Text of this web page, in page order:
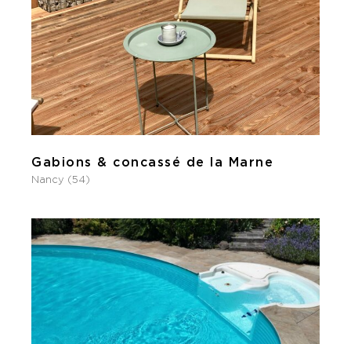
Gabions & concassé de la Marne
Nancy (54)